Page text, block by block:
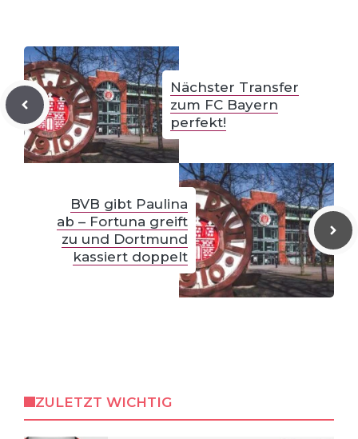
Nächster Transfer
zum FC Bayern
perfekt!
BVB gibt Paulina
ab – Fortuna greift
zu und Dortmund
kassiert doppelt
ZULETZT WICHTIG